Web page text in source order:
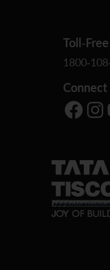
Toll-
1800-
Facebook Instagram